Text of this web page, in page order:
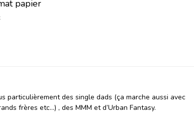
papier
particulièrement des single dads (ça marche aussi avec
frères etc…) , des MMM et d’Urban Fantasy.